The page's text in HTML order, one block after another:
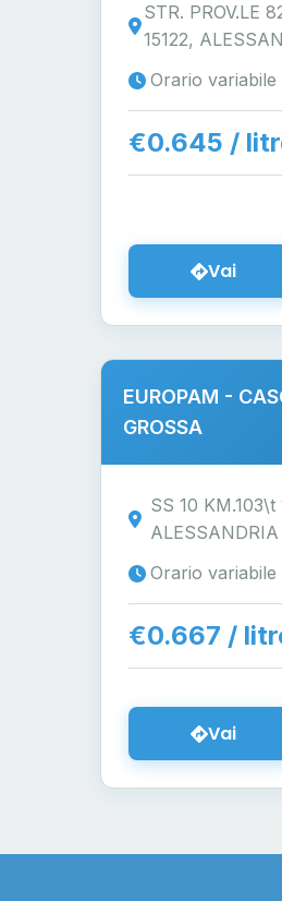
STR. PROV.LE
15122,
Orario variabile
€0.645 /
Vai
EUROPAM -
GROSSA
SS 10 KM.103\t
ALESSANDRIA
Orario variabile
€0.667 /
Vai